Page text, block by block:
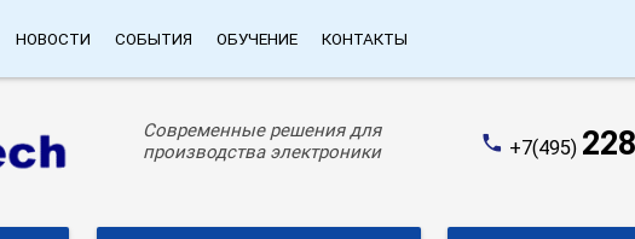
НОВОСТИ СОБЫТИЯ ОБУЧЕНИЕ КОНТАКТЫ
Современные решения для
производства электроники
phone +7(495)